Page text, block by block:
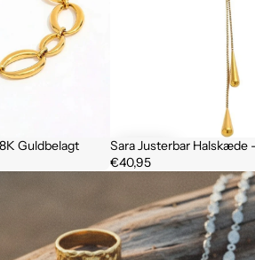
Guldbelagt
Sara Justerbar Halskæde
€40,95